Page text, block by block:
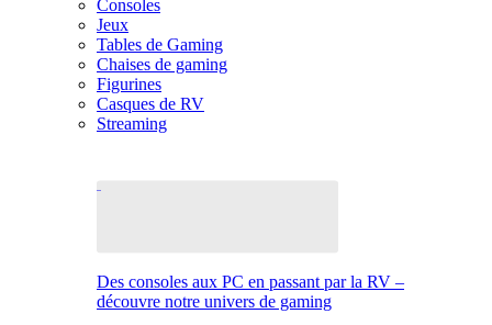
Consoles
Jeux
Tables de Gaming
Chaises de gaming
Figurines
Casques de RV
Streaming
Des consoles aux PC en passant par la RV –
découvre notre univers de gaming